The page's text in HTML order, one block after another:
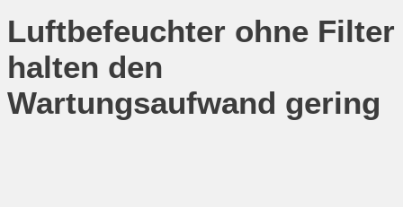
Luftbefeuchter ohne Filter
halten den
Wartungsaufwand gering